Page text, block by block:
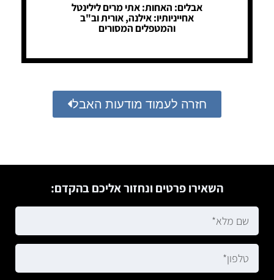
אבלים: האחות: אתי מרים לילינטל
אחייניותיו: אילנה, אורית וב"ב
והמטפלים המסורים
חזרה לעמוד מודעות האבל
השאירו פרטים ונחזור אליכם בהקדם: